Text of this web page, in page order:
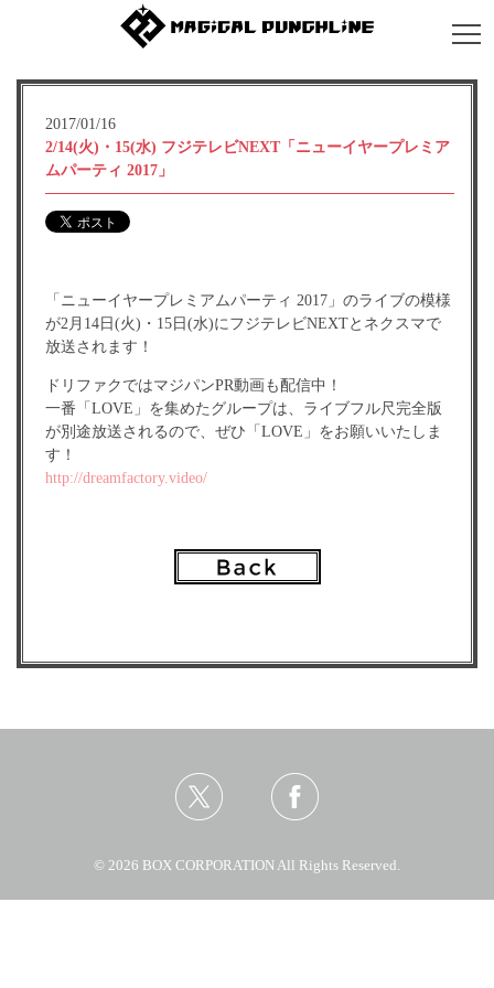
2017/01/16
2/14(火)・15(水) フジテレビNEXT「ニューイヤープレミア
ムパーティ 2017」
「ニューイヤープレミアムパーティ 2017」のライブの模様
が2月14日(火)・15日(水)にフジテレビNEXTとネクスマで
放送されます！
ドリファクではマジパンPR動画も配信中！
一番「LOVE」を集めたグループは、ライブフル尺完全版
が別途放送されるので、ぜひ「LOVE」をお願いいたしま
す！
http://dreamfactory.video/
© 2026 BOX CORPORATION All Rights Reserved.